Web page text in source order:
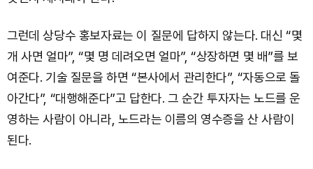
그런데 상당수 홍보자료는 이 질문에 답하지 않는다. 대신 “몇
개 사면 얼마”, “몇 명 데려오면 얼마”, “상장하면 몇 배”를 보
여준다. 기술 질문을 하면 “본사에서 관리한다”, “자동으로 돌
아간다”, “대행해준다”고 답한다. 그 순간 투자자는 노드를 운
영하는 사람이 아니라, 노드라는 이름의 영수증을 산 사람이
된다.